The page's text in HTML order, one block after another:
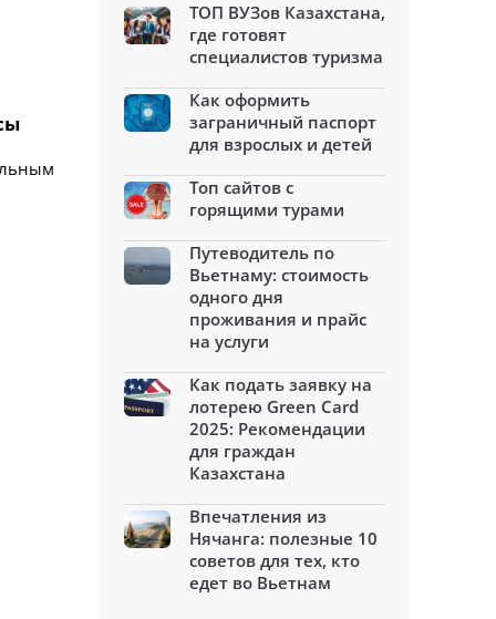
ТОП ВУЗов Казахстана,
где готовят
специалистов туризма
Как оформить
заграничный паспорт
для взрослых и детей
Топ сайтов с
горящими турами
Путеводитель по
Вьетнаму: стоимость
одного дня
проживания и прайс
на услуги
Как подать заявку на
лотерею Green Card
2025: Рекомендации
для граждан
Казахстана
Впечатления из
Нячанга: полезные 10
советов для тех, кто
едет во Вьетнам